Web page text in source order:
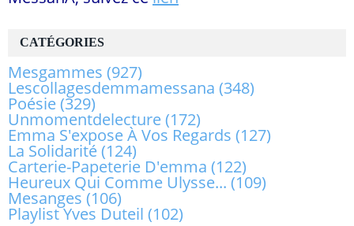
CATÉGORIES
Mesgammes (927)
Lescollagesdemmamessana (348)
Poésie(329)
Unmomentdelecture(172)
Emma S'expose À Vos Regards (127)
La Solidarité(124)
Carterie-Papeterie D'emma (122)
Heureux Qui Comme Ulysse... (109)
Mesanges (106)
Playlist Yves Duteil (102)